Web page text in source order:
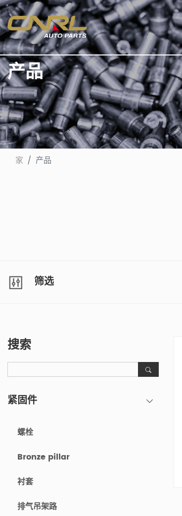
产品
家 产品
筛选
搜索
紧固件
螺栓
Bronze pillar
衬套
排气吊架路